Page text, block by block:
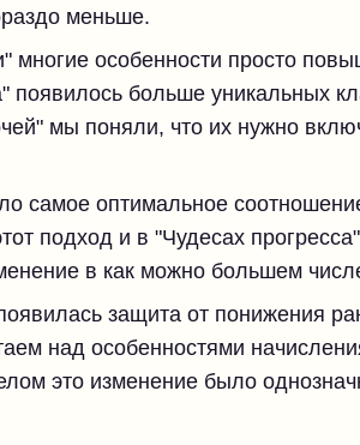
меньше.
многие особенности просто
появилось больше уникальных
мы поняли, что их нужно
самое оптимальное
подход и в "Чудесах
в как можно большем
защита от понижения
над особенностями
это изменение было